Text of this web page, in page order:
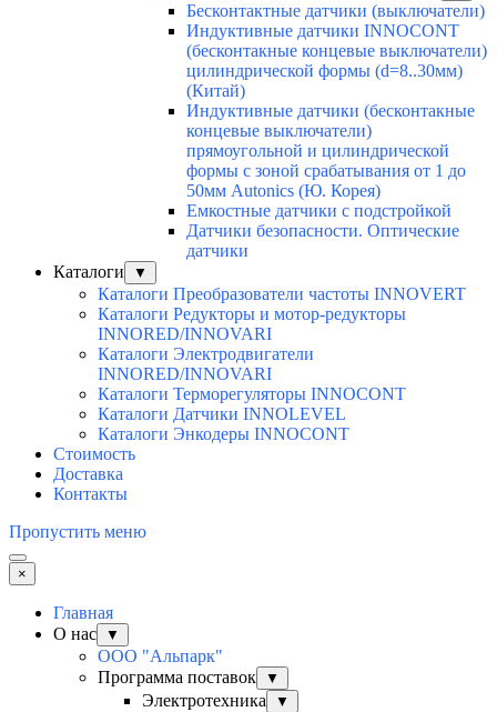
Бесконтактные датчики (выключатели)
Индуктивные датчики INNOCONT
(бесконтакные концевые выключатели)
цилиндрической формы (d=8..30мм)
(Китай)
Индуктивные датчики (бесконтакные
концевые выключатели)
прямоугольной и цилиндрической
формы с зоной срабатывания от 1 до
50мм Autonics (Ю. Корея)
Емкостные датчики с подстройкой
Датчики безопасности. Оптические
датчики
Каталоги
▼
Каталоги Преобразователи частоты INNOVERT
Каталоги Редукторы и мотор-редукторы
INNORED/INNOVARI
Каталоги Электродвигатели
INNORED/INNOVARI
Каталоги Терморегуляторы INNOCONT
Каталоги Датчики INNOLEVEL
Каталоги Энкодеры INNOCONT
Стоимость
Доставка
Контакты
Пропустить меню
×
Главная
О нас
▼
ООО "Альпарк"
Программа поставок
▼
Электротехника ▼